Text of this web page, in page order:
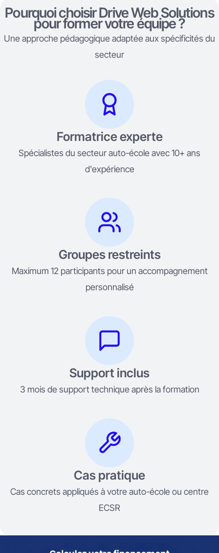
Pourquoi choisir Drive Web Solutions
pour former votre équipe ?
Une approche pédagogique adaptée aux spécificités du
secteur
Formatrice experte
Spécialistes du secteur auto-école avec 10+ ans
d'expérience
Groupes restreints
Maximum 12 participants pour un accompagnement
personnalisé
Support inclus
3 mois de support technique après la formation
Cas pratique
Cas concrets appliqués à votre auto-école ou centre
ECSR